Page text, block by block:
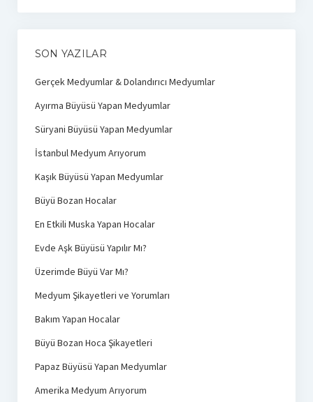
SON YAZILAR
Gerçek Medyumlar & Dolandırıcı Medyumlar
Ayırma Büyüsü Yapan Medyumlar
Süryani Büyüsü Yapan Medyumlar
İstanbul Medyum Arıyorum
Kaşık Büyüsü Yapan Medyumlar
Büyü Bozan Hocalar
En Etkili Muska Yapan Hocalar
Evde Aşk Büyüsü Yapılır Mı?
Üzerimde Büyü Var Mı?
Medyum Şikayetleri ve Yorumları
Bakım Yapan Hocalar
Büyü Bozan Hoca Şikayetleri
Papaz Büyüsü Yapan Medyumlar
Amerika Medyum Arıyorum